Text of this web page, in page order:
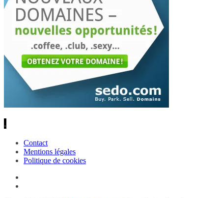
.
Contact
Mentions légales
Politique de cookies